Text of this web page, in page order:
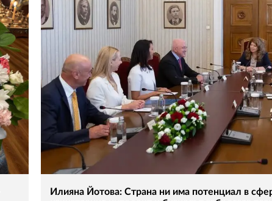
Илияна Йотова: Страна ни има потенциал в